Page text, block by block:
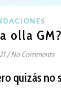
olla GM?
/ No Comments
quizás no